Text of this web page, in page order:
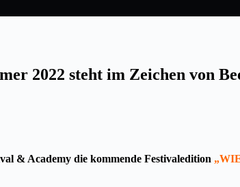
2022 steht im Zeichen von
& Academy die kommende Festivaledition